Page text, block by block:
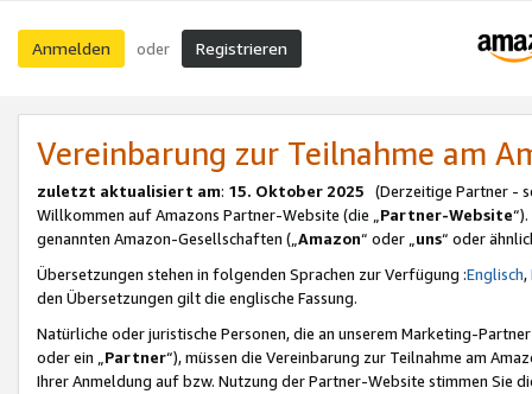
Anmelden oder Registrieren
Vereinbarung zur Teilnahme am
zuletzt aktualisiert am: 15. Oktober 2025 (Derzeitige Partner -
Willkommen auf Amazons Partner-Website (die „Partner-Website
genannten Amazon-Gesellschaften („Amazon“ oder „uns“ oder
Übersetzungen stehen in folgenden Sprachen zur Verfügung :Englisch,
den Übersetzungen gilt die englische Fassung.
Natürliche oder juristische Personen, die an unserem Marketing-
oder ein „Partner“), müssen die Vereinbarung zur Teilnahme am
Ihrer Anmeldung auf bzw. Nutzung der Partner-Website stimmen Sie